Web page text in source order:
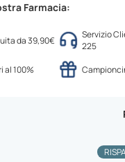
Farmacia:
da 39,90€
Servizio
225
al 100%